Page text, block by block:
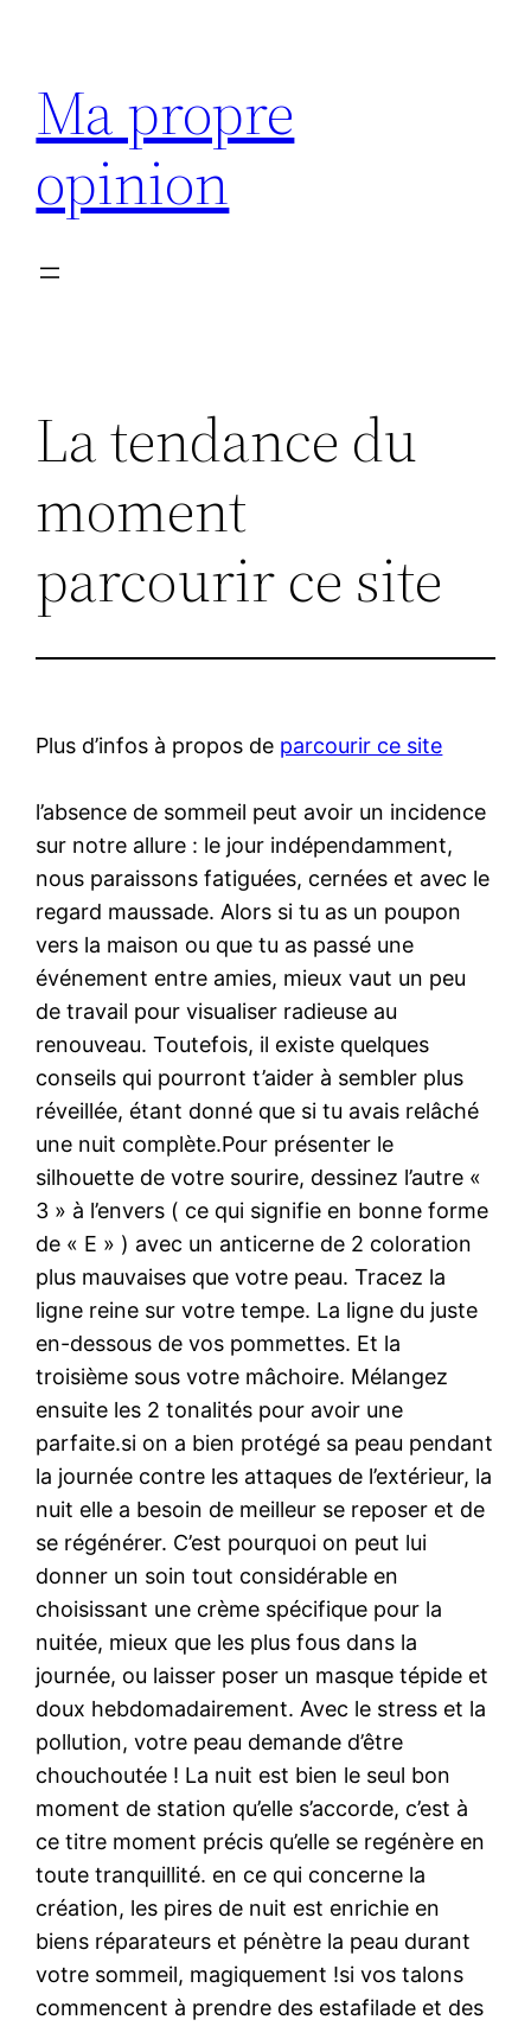
contenu
Ma propre
opinion
La tendance du
moment
parcourir ce site
Plus d’infos à propos de parcourir ce site
l’absence de sommeil peut avoir un incidence
sur notre allure : le jour indépendamment,
nous paraissons fatiguées, cernées et avec le
regard maussade. Alors si tu as un poupon
vers la maison ou que tu as passé une
événement entre amies, mieux vaut un peu
de travail pour visualiser radieuse au
renouveau. Toutefois, il existe quelques
conseils qui pourront t’aider à sembler plus
réveillée, étant donné que si tu avais relâché
une nuit complète.Pour présenter le
silhouette de votre sourire, dessinez l’autre «
3 » à l’envers ( ce qui signifie en bonne forme
de « E » ) avec un anticerne de 2 coloration
plus mauvaises que votre peau. Tracez la
ligne reine sur votre tempe. La ligne du juste
en-dessous de vos pommettes. Et la
troisième sous votre mâchoire. Mélangez
ensuite les 2 tonalités pour avoir une
parfaite.si on a bien protégé sa peau pendant
la journée contre les attaques de l’extérieur, la
nuit elle a besoin de meilleur se reposer et de
se régénérer. C’est pourquoi on peut lui
donner un soin tout considérable en
choisissant une crème spécifique pour la
nuitée, mieux que les plus fous dans la
journée, ou laisser poser un masque tépide et
doux hebdomadairement. Avec le stress et la
pollution, votre peau demande d’être
chouchoutée ! La nuit est bien le seul bon
moment de station qu’elle s’accorde, c’est à
ce titre moment précis qu’elle se regénère en
toute tranquillité. en ce qui concerne la
création, les pires de nuit est enrichie en
biens réparateurs et pénètre la peau durant
votre sommeil, magiquement !si vos talons
commencent à prendre des estafilade et des